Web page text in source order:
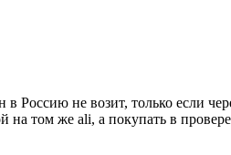
Россию не возит, только если
на том же ali, а покупать в